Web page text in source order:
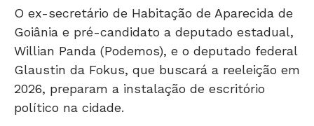
O ex-secretário de Habitação de Aparecida de
Goiânia e pré-candidato a deputado estadual,
Willian Panda (Podemos), e o deputado federal
Glaustin da Fokus, que buscará a reeleição em
2026, preparam a instalação de escritório
político na cidade.